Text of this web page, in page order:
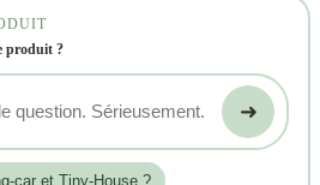
produit ?
➜
car et Tiny-House ?